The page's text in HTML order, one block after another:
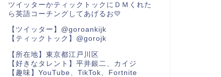
ツイッターかティックトックにＤＭくれた
ら英語コーチングしてあげるお💛
【ツイッター】@goroankijk
【ティックトック】@gorojk
【所在地】東京都江戸川区
【好きなタレント】平井銀二、カイジ
【趣味】YouTube、TikTok、Fortnite